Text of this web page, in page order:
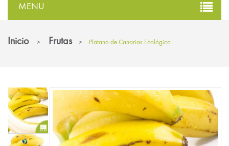
MENU
Inicio > Frutas > Platano de Canarias Ecológico